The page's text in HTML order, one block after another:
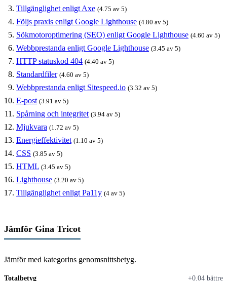
Tillgänglighet enligt Axe (4.75 av 5)
Följs praxis enligt Google Lighthouse (4.80 av 5)
Sökmotoroptimering (SEO) enligt Google Lighthouse (4.60 av 5)
Webbprestanda enligt Google Lighthouse (3.45 av 5)
HTTP statuskod 404 (4.40 av 5)
Standardfiler (4.60 av 5)
Webbprestanda enligt Sitespeed.io (3.32 av 5)
E-post (3.91 av 5)
Spårning och integritet (3.94 av 5)
Mjukvara (1.72 av 5)
Energieffektivitet (1.10 av 5)
CSS (3.85 av 5)
HTML (3.45 av 5)
Lighthouse (3.20 av 5)
Tillgänglighet enligt Pa11y (4 av 5)
Jämför Gina Tricot
Jämför med kategorins genomsnittsbetyg.
Totalbetyg
+0.04 bättre